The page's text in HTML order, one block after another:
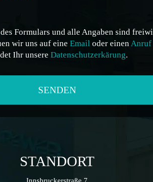
Formulars und alle Angaben sind
wir uns auf eine Email oder einenAnruf
Ihr unsere Datenschutzerkärung.
STANDORT
Innsbruckerstraße 7